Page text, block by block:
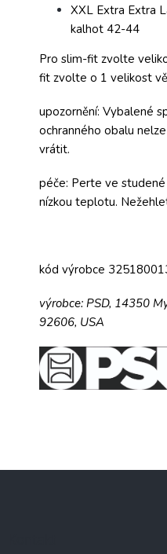
XXL Extra Extra
kalhot 42-44
Pro slim-fit zvolte
fit zvolte o 1 velikost
upozornění: Vybalené
ochranného obalu
vrátit.
péče: Perte ve
nízkou teplotu.
kód výrobce
výrobce: PSD, 14350
92606, USA